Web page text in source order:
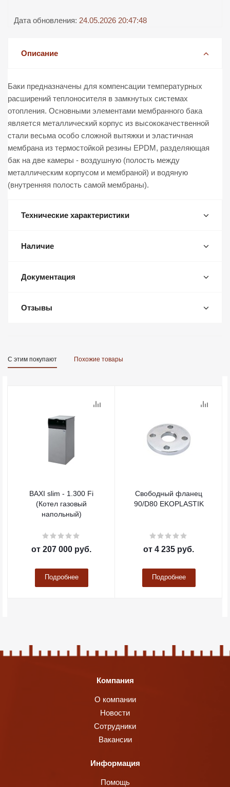
Дата обновления: 24.05.2026 20:47:48
Описание
Баки предназначены для компенсации температурных
расширений теплоносителя в замкнутых системах
отопления. Основными элементами мембранного бака
является металлический корпус из высококачественной
стали весьма особо сложной вытяжки и эластичная
мембрана из термостойкой резины ЕPDМ, разделяющая
бак на две камеры - воздушную (полость между
металлическим корпусом и мембраной) и водяную
(внутренняя полость самой мембраны).
Технические характеристики
Наличие
Документация
Отзывы
С этим покупают Похожие товары
BAXI slim - 1.300 Fi
(Котел газовый
напольный)
от 207 000 руб.
Подробнее
Свободный фланец
90/D80 EKOPLASTIK
от 4 235 руб.
Подробнее
Компания
О компании
Новости
Сотрудники
Вакансии
Информация
Помощь